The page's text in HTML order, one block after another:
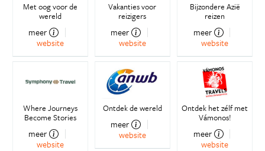
Met oog voor de
wereld
meer
website
Vakanties voor
reizigers
meer
website
Bijzondere Azië
reizen
meer
website
Where Journeys
Become Stories
meer
website
Ontdek de wereld
meer
website
Ontdek het zélf met
Vámonos!
meer
website